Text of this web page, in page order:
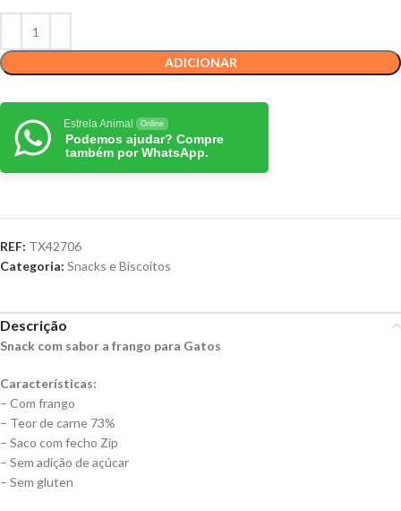
ADICIONAR
Estrela Animal Online
Podemos ajudar? Compre
também por WhatsApp.
REF: TX42706
Categoria: Snacks e Biscoitos
Descrição
Snack com sabor a frango para Gatos
Características:
– Com frango
– Teor de carne 73%
– Saco com fecho Zip
– Sem adição de açúcar
– Sem gluten